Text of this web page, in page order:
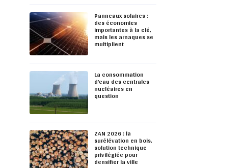
Panneaux solaires :
des économies
importantes à la clé,
mais les arnaques se
multiplient
La consommation
d’eau des centrales
nucléaires en
question
ZAN 2026 : la
surélévation en bois,
solution technique
privilégiée pour
densifier la ville